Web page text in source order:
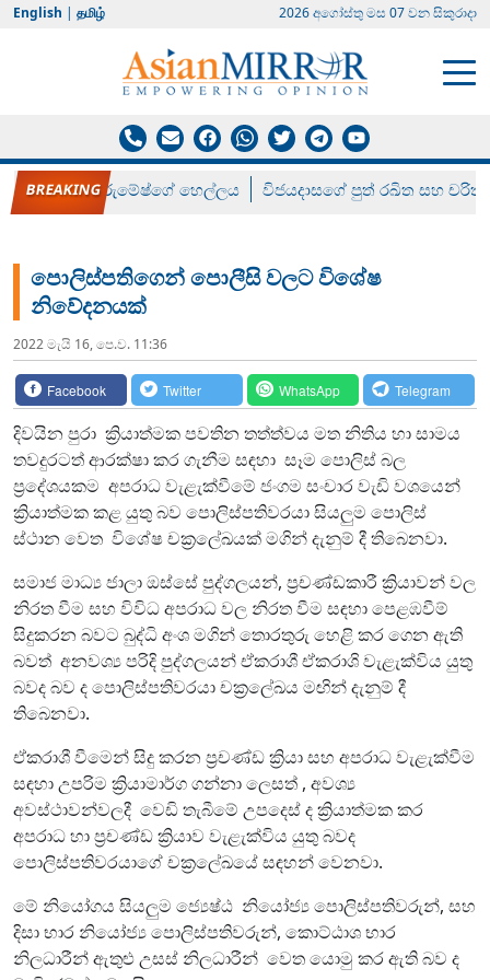
English | தமிழ் 2026 අගෝස්‍තු මස 07 වන සිකුරාදා
රන් ගෙනා රුමේෂ්ගේ හෙල්ලය විජයදාසගේ පුත් රඛිත සහ චරිත්
පොලිස්පතිගෙන් පොලීසි වලට විශේෂ
නිවේදනයක්
2022 මැයි 16, පෙ.ව. 11:36
Facebook Twitter WhatsApp Telegram
දිවයින පුරා ක්‍රියාත්මක පවතින තත්ත්වය මත නිතිය හා සාමය
තවදුරටත් ආරක්ෂා කර ගැනීම සඳහා සෑම පොලිස් බල
ප්‍රදේශයකම අපරාධ වැළැක්වීමේ ජංගම සංචාර වැඩි වශයෙන්
ක්‍රියාත්මක කළ යුතු බව පොලිස්පතිවරයා සියලුම පොලිස්
ස්ථාන වෙත විශේෂ චක්‍රලේඛයක් මගින් දැනුම් දී තිබෙනවා.
සමාජ මාධ්‍ය ජාලා ඔස්සේ පුද්ගලයන්, ප්‍රචණ්ඩකාරී ක්‍රියාවන් වල
නිරත වීම සහ විවිධ අපරාධ වල නිරත වීම සඳහා පෙළඹවීම්
සිදුකරන බවට බුද්ධි අංශ මගින් තොරතුරු හෙළි කර ගෙන ඇති
බවත් අනවශ්‍ය පරිදි පුද්ගලයන් ඒකරාශී ඒකරාශි වැළැක්විය යුතු
බවද බව ද පොලිස්පතිවරයා චක්‍රලේඛය මඟින් දැනුම් දී
තිබෙනවා.
ඒකරාශී වීමෙන් සිදු කරන ප්‍රචණ්ඩ ක්‍රියා සහ අපරාධ වැළැක්වීම
සඳහා උපරිම ක්‍රියාමාර්ග ගන්නා ලෙසත් , අවශ්‍ය
අවස්ථාවන්වලදී වෙඩි තැබීමේ උපදෙස් ද ක්‍රියාත්මක කර
අපරාධ හා ප්‍රචණ්ඩ ක්‍රියාව වැළැක්විය යුතු බවද
පොලිස්පතිවරයාගේ චක්‍රලේඛයේ සඳහන් වෙනවා.
මේ නියෝගය සියලුම ජ්‍යෙෂ්ඨ නියෝජ්‍ය පොලිස්පතිවරුන්, සහ
දිසා භාර නියෝජ්‍ය පොලිස්පතිවරුන්, කොට්ඨාශ භාර
නිලධාරීන් ඇතුළු උසස් නිලධාරීන් වෙත යොමු කර ඇති බව ද